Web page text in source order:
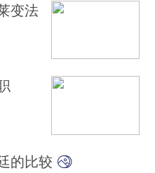
变法
的比较